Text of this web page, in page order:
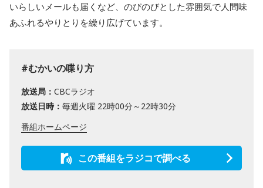
いらしいメールも届くなど、のびのびとした雰囲気で人間味
あふれるやりとりを繰り広げています。
#むかいの喋り方
放送局： CBCラジオ
放送日時： 毎週火曜 22時00分～22時30分
番組ホームページ
この番組をラジコで調べる